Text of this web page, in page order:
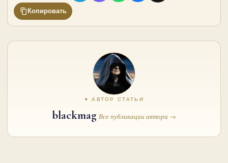
Копировать
✦ АВТОР СТАТЬИ
blackmag Все публикации автора →